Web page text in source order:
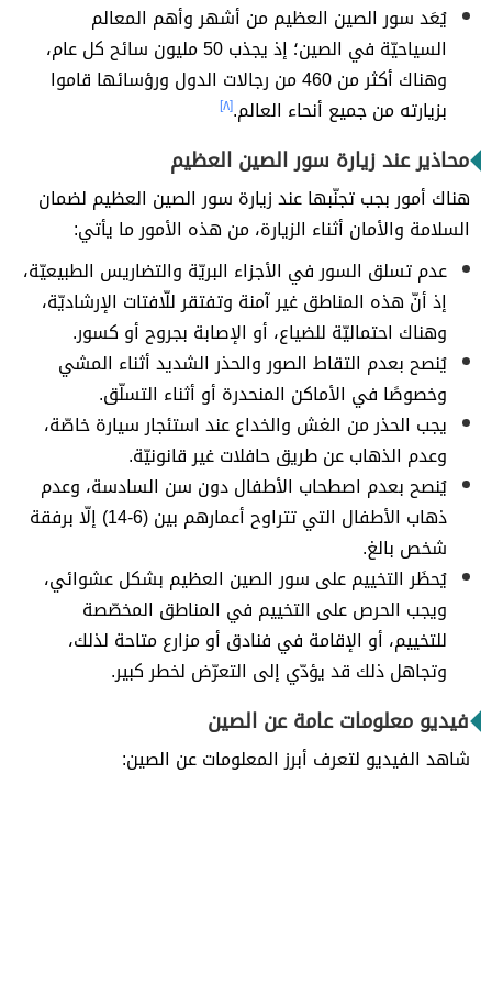
يُعَد سور الصين العظيم من أشهر وأهم المعالم
السياحيّة في الصين؛ إذ يجذب 50 مليون سائح كل عام،
وهناك أكثر من 460 من رجالات الدول ورؤسائها قاموا
بزيارته من جميع أنحاء العالم.[٨]
محاذير عند زيارة سور الصين العظيم
هناك أمور بجب تجنّبها عند زيارة سور الصين العظيم لضمان
السلامة والأمان أثناء الزيارة، من هذه الأمور ما يأتي:
عدم تسلق السور في الأجزاء البريّة والتضاريس الطبيعيّة،
إذ أنّ هذه المناطق غير آمنة وتفتقر للّافتات الإرشاديّة،
وهناك احتماليّة للضياع، أو الإصابة بجروح أو كسور.
يُنصح بعدم التقاط الصور والحذر الشديد أثناء المشي
وخصوصًا في الأماكن المنحدرة أو أثناء التسلّق.
يجب الحذر من الغش والخداع عند استئجار سيارة خاصّة،
وعدم الذهاب عن طريق حافلات غير قانونيّة.
يُنصح بعدم اصطحاب الأطفال دون سن السادسة، وعدم
ذهاب الأطفال التي تتراوح أعمارهم بين (6-14) إلّا برفقة
شخص بالغ.
يُحظَر التخييم على سور الصين العظيم بشكل عشوائي،
ويجب الحرص على التخييم في المناطق المخصّصة
للتخييم، أو الإقامة في فنادق أو مزارع متاحة لذلك،
وتجاهل ذلك قد يؤدّي إلى التعرّض لخطر كبير.
فيديو معلومات عامة عن الصين
شاهد الفيديو لتعرف أبرز المعلومات عن الصين: